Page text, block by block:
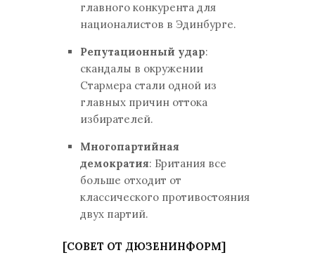
главного конкурента для
националистов в Эдинбурге.
Репутационный удар:
скандалы в окружении
Стармера стали одной из
главных причин оттока
избирателей.
Многопартийная
демократия: Британия все
больше отходит от
классического противостояния
двух партий.
[СОВЕТ ОТ ДЮЗЕНИНФОРМ]